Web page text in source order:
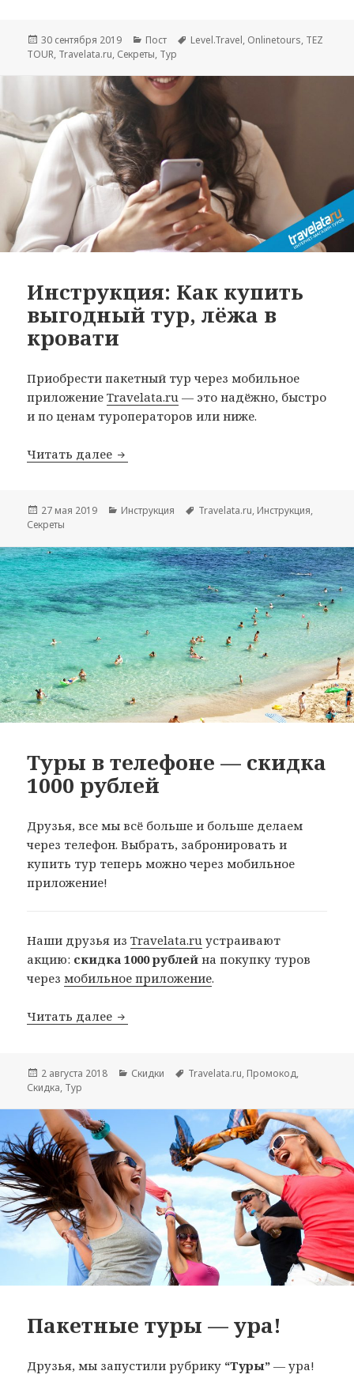
Опубликовано
30 сентября 2019 Рубрики
Пост Метки
Level.Travel, Onlinetours, TEZ
TOUR, Travelata.ru, Секреты, Тур
Инструкция: Как купить
выгодный тур, лёжа в
кровати
Приобрести пакетный тур через мобильное
приложениеTravelata.ru — это надёжно, быстро
и по ценам туроператоров или ниже.
Читать далее Инструкция: Как купить выгодный
Опубликовано
27 мая 2019 Рубрики
Инструкция Метки
Travelata.ru, Инструкция,
Секреты
Туры в телефоне — скидка
1000 рублей
Друзья, все мы всё больше и больше делаем
через телефон. Выбрать, забронировать и
купить тур теперь можно через мобильное
приложение!
Наши друзья изTravelata.ru устраивают
акцию: скидка 1000 рублей на покупку туров
черезмобильное приложение.
Читать далее Туры в телефоне — скидка 1000
Опубликовано
2 августа 2018 Рубрики
Скидки Метки
Travelata.ru, Промокод,
Скидка, Тур
Пакетные туры — ура!
Друзья, мы запустили рубрику “Туры” — ура!